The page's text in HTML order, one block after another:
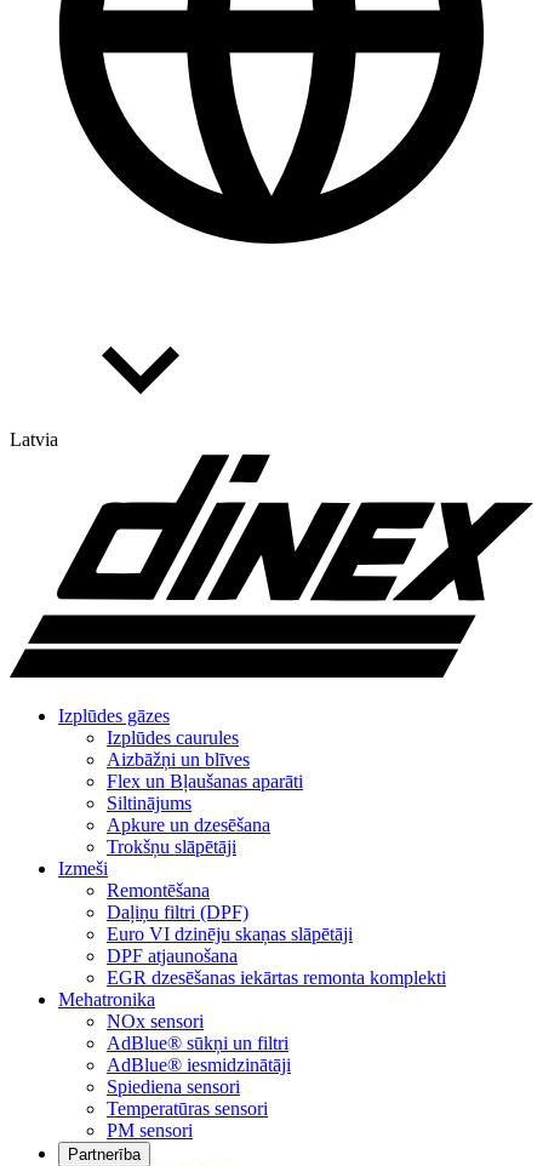
Latvia
Izplūdes gāzes
Izplūdes caurules
Aizbāžņi un blīves
Flex un Bļaušanas aparāti
Siltinājums
Apkure un dzesēšana
Trokšņu slāpētāji
Izmeši
Remontēšana
Daļiņu filtri (DPF)
Euro VI dzinēju skaņas slāpētāji
DPF atjaunošana
EGR dzesēšanas iekārtas remonta komplekti
Mehatronika
NOx sensori
AdBlue® sūkņi un filtri
AdBlue® iesmidzinātāji
Spiediena sensori
Temperatūras sensori
PM sensori
Partnerība